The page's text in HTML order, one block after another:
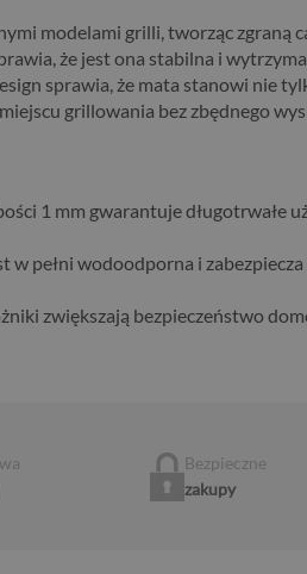
modelami grilli, tworząc zgraną
że jest ona stabilna i
sprawia, że mata stanowi nie
grillowania bez zbędnego
1 mm gwarantuje długotrwałe
w pełni wodoodporna i
zwiększają bezpieczeństwo
Bezpieczne
zakupy